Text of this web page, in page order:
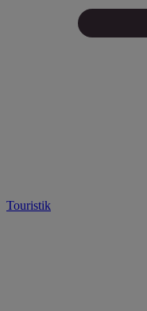
Touristik